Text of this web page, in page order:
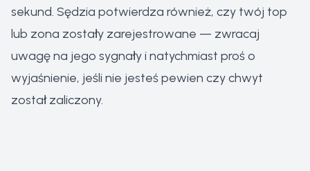
sekund. Sędzia potwierdza również, czy twój top
lub zona zostały zarejestrowane — zwracaj
uwagę na jego sygnały i natychmiast proś o
wyjaśnienie, jeśli nie jesteś pewien czy chwyt
został zaliczony.